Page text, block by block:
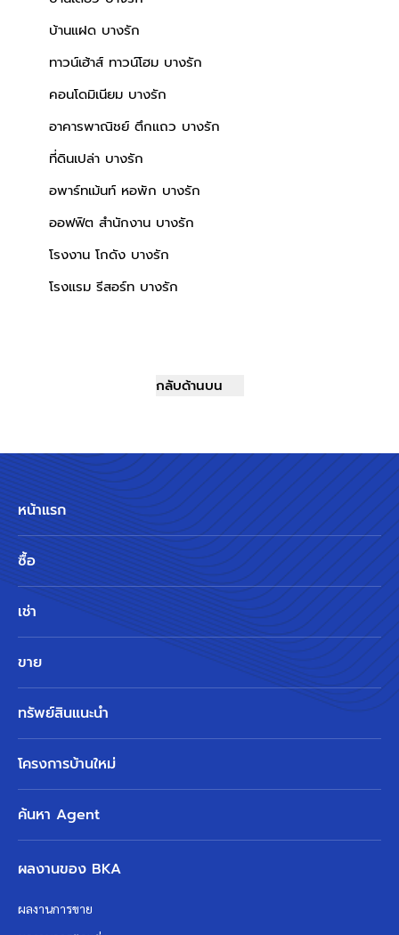
บ้านแฝด บางรัก
ทาวน์เฮ้าส์ ทาวน์โฮม บางรัก
คอนโดมิเนียม บางรัก
อาคารพาณิชย์ ตึกแถว บางรัก
ที่ดินเปล่า บางรัก
อพาร์ทเม้นท์ หอพัก บางรัก
ออฟฟิต สำนักงาน บางรัก
โรงงาน โกดัง บางรัก
โรงแรม รีสอร์ท บางรัก
กลับด้านบน
หน้าแรก
ซื้อ
เช่า
ขาย
ทรัพย์สินแนะนำ
โครงการบ้านใหม่
ค้นหา Agent
ผลงานของ BKA
ผลงานการขาย